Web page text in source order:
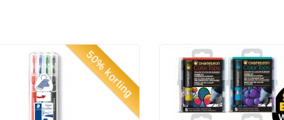
50% korting